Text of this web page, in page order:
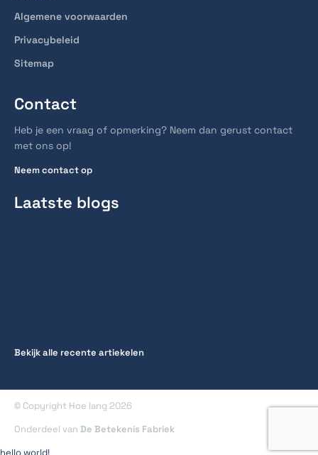
Algemene voorwaarden
Privacybeleid
Sitemap
Contact
Heb je een vraag of opmerking? Neem dan gerust contact
met ons op!
Neem contact op
Laatste blogs
Bekijk alle recente artiekelen
© Copyright Hoe lang 2026
Onderdeel van De Betekenis Fabriek
hello world!